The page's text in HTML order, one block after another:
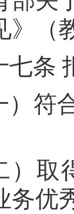
》（
七条
）
）
务优